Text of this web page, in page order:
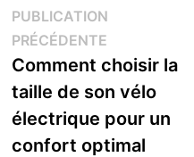
Navigation
de
l’article
PUBLICATION
PRÉCÉDENTEPublication
précédente :
Comment choisir la
taille de son vélo
électrique pour un
confort optimal